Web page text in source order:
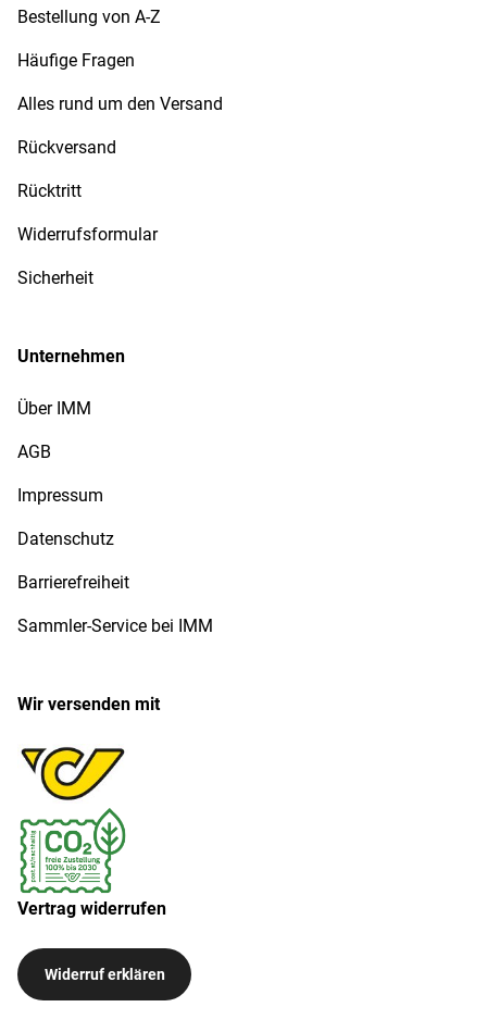
Bestellung von A-Z
Häufige Fragen
Alles rund um den Versand
Rückversand
Rücktritt
Widerrufsformular
Sicherheit
Unternehmen
Über IMM
AGB
Impressum
Datenschutz
Barrierefreiheit
Sammler-Service bei IMM
Wir versenden mit
Vertrag widerrufen
Widerruf erklären